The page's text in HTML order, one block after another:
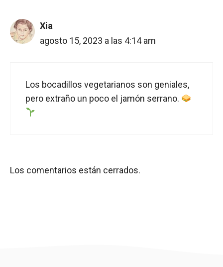
Xia
agosto 15, 2023 a las 4:14 am
Los bocadillos vegetarianos son geniales,
pero extraño un poco el jamón serrano.
Los comentarios están cerrados.